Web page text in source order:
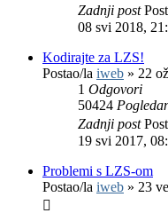
Zadnji post
08 svi 2018,
Kodirajte za LZS!
Postao/la iweb » 22
1 Odgovori
50424
Zadnji post
19 svi 2017,
Problemi s LZS-om
Postao/la iweb » 23